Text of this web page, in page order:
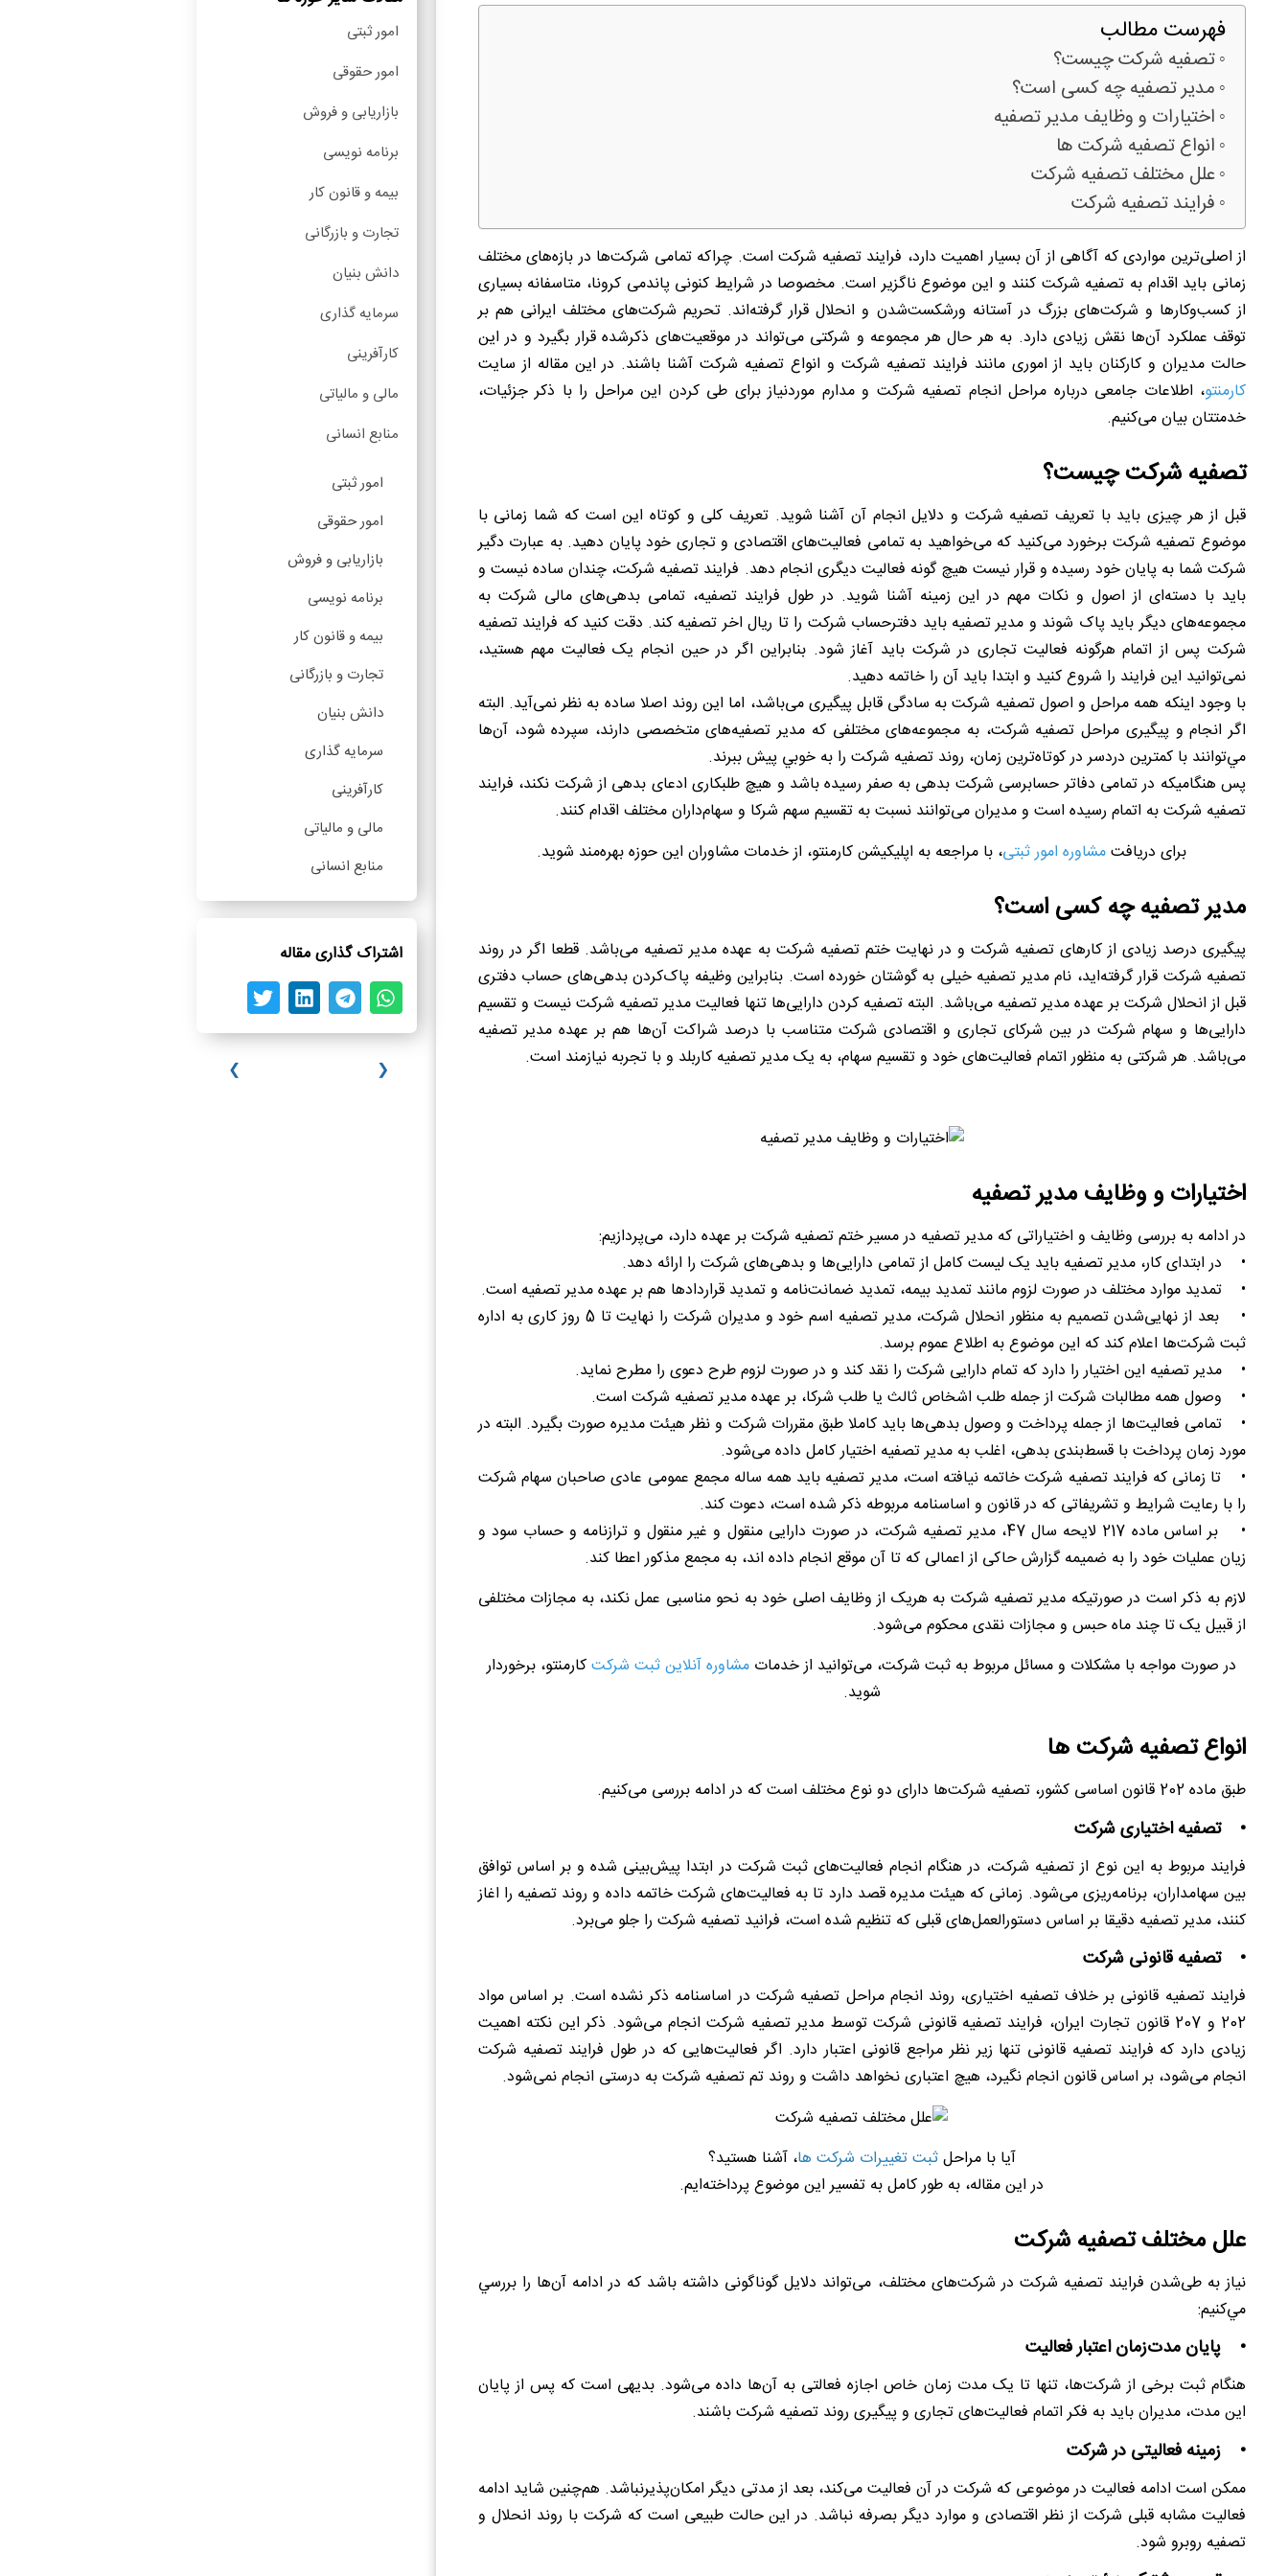
فهرست مطالب
تصفیه شرکت چیست؟
مدیر تصفیه چه کسی است؟
اختیارات و وظایف مدیر تصفیه
انواع تصفیه شرکت ها
علل مختلف تصفیه شرکت
فرایند تصفیه شرکت
از اصلی‌ترین مواردی که آگاهی از آن بسیار اهمیت دارد، فرایند تصفیه شرکت است. چراکه تمامی شرکت‌ها در بازه‌‌های مختلف
زمانی باید اقدام به تصفیه شرکت کنند و این موضوع ناگزیر است. مخصوصا در شرایط کنونی پاندمی کرونا، متاسفانه بسیاری
از کسب‌وکارها و شرکت‌های بزرگ در آستانه ورشکست‌شدن و انحلال قرار گرفته‌اند. تحریم شرکت‌های مختلف ایرانی هم بر
توقف عملکرد آن‌ها نقش زیادی دارد. به هر حال هر مجموعه و شرکتی می‌تواند در موقعیت‌های ذکرشده قرار بگیرد و در این
حالت مدیران و کارکنان باید از اموری مانند فرایند تصفیه شرکت و انواع تصفیه شرکت آشنا باشند. در این مقاله از سایت
کارمنتو، اطلاعات جامعی درباره مراحل انجام تصفیه شرکت و مدارم موردنیاز برای طی کردن این مراحل را با ذکر جزئیات،
خدمتتان بیان می‌کنیم.
تصفیه شرکت چیست؟
قبل از هر چیزی باید با تعریف تصفیه شرکت و دلایل انجام آن آشنا شوید. تعریف کلی و کوتاه این است که شما زمانی با
موضوع تصفیه شرکت برخورد می‌کنید که می‌خواهید به تمامی فعالیت‌های اقتصادی و تجاری خود پایان دهید. به عبارت دگیر
شرکت شما به پایان خود رسیده و قرار نیست هیچ گونه فعالیت دیگری انجام دهد. فرایند تصفیه شرکت، چندان ساده نیست و
باید با دسته‌ای از اصول و نکات مهم در این زمینه آشنا شوید. در طول فرایند تصفیه، تمامی بدهی‌های مالی شرکت به
مجموعه‌های دیگر باید پاک شوند و مدیر تصفیه باید دفترحساب شرکت را تا ریال اخر تصفیه کند. دقت کنید که فرایند تصفیه
شرکت پس از اتمام هرگونه فعالیت تجاری در شرکت باید آغاز شود. بنابراین اگر در حین انجام یک فعالیت مهم هستید،
نمی‌توانید این فرایند را شروع کنید و ابتدا باید آن را خاتمه دهید.
با وجود اینکه همه مراحل و اصول تصفیه شرکت به سادگی قابل پیگیری می‌باشد، اما این روند اصلا ساده به نظر نمی‌آید. البته
اگر انجام و پیگیری مراحل تصفیه شرکت، به مجموعه‌های مختلفی که مدیر تصفیه‌های متخصصی دارند، سپرده شود، آن‌ها
مي‌توانند با كمترين دردسر در كوتاه‌ترين زمان، روند تصفيه شركت را به خوبي پيش ببرند.
پس هنگامیکه در تمامی دفاتر حسابرسی شرکت بدهی به صفر رسیده باشد و هیچ طلبکاری ادعای بدهی از شرکت نکند، فرایند
تصفیه شرکت به اتمام رسیده است و مدیران می‌توانند نسبت به تقسیم سهم شرکا و سهام‌داران مختلف اقدام کنند.
برای دریافتمشاوره امور ثبتی، با مراجعه به اپلیکیشن کارمنتو، از خدمات مشاوران این حوزه بهره‌مند شوید.
مدیر تصفیه چه کسی است؟
پیگیری درصد زیادی از کارهای تصفیه شرکت و در نهایت ختم تصفیه شرکت به عهده مدیر تصفیه می‌باشد. قطعا اگر در روند
تصفیه شرکت قرار گرفته‌اید، نام مدیر تصفیه خیلی به گوشتان خورده است. بنابراین وظیفه پاک‌کردن بدهی‌های حساب دفتری
قبل از انحلال شرکت بر عهده مدیر تصفیه می‌باشد. البته تصفیه کردن دارایی‌ها تنها فعالیت مدیر تصفیه شرکت نیست و تقسیم
دارایی‌ها و سهام شرکت در بین شرکای تجاری و اقتصادی شرکت متناسب با درصد شراکت آن‌ها هم بر عهده مدیر تصفیه
می‌باشد. هر شرکتی به منظور اتمام فعالیت‌های خود و تقسیم سهام، به یک مدیر تصفیه کاربلد و با تجربه نیازمند است.
اختیارات و وظایف مدیر تصفیه
در ادامه به بررسی وظایف و اختیاراتی که مدیر تصفیه در مسیر ختم تصفیه شرکت بر عهده دارد، می‌پردازیم:
• در ابتدای کار، مدیر تصفیه باید یک لیست کامل از تمامی دارایی‌ها و بدهی‌های شرکت را ارائه دهد.
• تمدید موارد مختلف در صورت لزوم مانند تمدید بیمه، تمدید ضمانت‌نامه و تمدید قراردادها هم بر عهده مدیر تصفیه است.
• بعد از نهایی‌شدن تصمیم به منظور انحلال شرکت، مدیر تصفیه اسم خود و مدیران شرکت را نهایت تا 5 روز کاری به اداره
ثبت شرکت‌ها اعلام کند که این موضوع به اطلاع عموم برسد.
• مدیر تصفیه این اختیار را دارد که تمام دارایی شرکت را نقد کند و در صورت لزوم طرح دعوی را مطرح نماید.
• وصول همه مطالبات شرکت از جمله طلب اشخاص ثالث یا طلب شرکا، بر عهده مدیر تصفیه شرکت است.
• تمامی فعالیت‌ها از جمله پرداخت و وصول بدهی‌ها باید کاملا طبق مقررات شرکت و نظر هیئت مدیره صورت بگیرد. البته در
مورد زمان پرداخت با قسط‌بندی بدهی، اغلب به مدیر تصفیه اختیار کامل داده می‌شود.
• تا زمانی که فرایند تصفیه شرکت خاتمه نیافته است، مدیر تصفیه باید همه ساله مجمع عمومی عادی صاحبان سهام شرکت
را با رعایت شرایط و تشریفاتی که در قانون و اساسنامه مربوطه ذکر شده است، دعوت کند.
• بر اساس ماده 217 لایحه سال 47، مدیر تصفیه شرکت، در صورت دارایی منقول و غیر منقول و ترازنامه و حساب سود و
زیان عملیات خود را به ضمیمه گزارش حاکی از اعمالی که تا آن موقع انجام داده اند، به مجمع مذکور اعطا کند.
لازم به ذکر است در صورتیکه مدیر تصفیه شرکت به هریک از وظایف اصلی خود به نحو مناسبی عمل نکند، به مجازات مختلفی
از قبیل یک تا چند ماه حبس و مجازات نقدی محکوم می‌شود.
در صورت مواجه با مشکلات و مسائل مربوط به ثبت شرکت، می‌توانید از خدمات مشاوره آنلاین ثبت شرکتکارمنتو، برخوردار
شوید.
انواع تصفیه شرکت ها
طبق ماده 202 قانون اساسی کشور، تصفیه شرکت‌ها دارای دو نوع مختلف است که در ادامه بررسی می‌کنیم.
• تصفیه اختیاری شرکت
فرایند مربوط به این نوع از تصفیه شرکت، در هنگام انجام فعالیت‌های ثبت شرکت در ابتدا پیش‌بینی شده و بر اساس توافق
بین سهامداران، برنامه‌ریزی می‌شود. زمانی که هیئت مدیره قصد دارد تا به فعالیت‌های شرکت خاتمه داده و روند تصفیه را اغاز
کنند، مدیر تصفیه دقیقا بر اساس دستورالعمل‌های قبلی که تنظیم شده است، فرانید تصفیه شرکت را جلو می‌برد.
• تصفیه قانونی شرکت
فرایند تصفیه قانونی بر خلاف تصفیه اختیاری، روند انجام مراحل تصفیه شرکت در اساسنامه ذکر نشده است. بر اساس مواد
202 و 207 قانون تجارت ایران، فرایند تصفیه قانونی شرکت توسط مدیر تصفیه شرکت انجام می‌شود. ذکر این نکته اهمیت
زیادی دارد که فرایند تصفیه قانونی تنها زیر نظر مراجع قانونی اعتبار دارد. اگر فعالیت‌هایی که در طول فرایند تصفیه شرکت
انجام می‌شود، بر اساس قانون انجام نگیرد، هیچ اعتباری نخواهد داشت و روند تم تصفیه شرکت به درستی انجام نمی‌شود.
آیا با مراحلثبت تغییرات شرکت‌ ها، آشنا هستید؟
در این مقاله، به طور کامل به تفسیر این موضوع پرداخته‌ایم.
علل مختلف تصفیه شرکت
نیاز به طی‌شدن فرایند تصفیه شرکت در شرکت‌های مختلف، می‌تواند دلایل گوناگونی داشته باشد که در ادامه آن‌ها را بررسي
مي‌كنيم:
• پایان مدت‌زمان اعتبار فعالیت
هنگام ثبت برخی از شرکت‌ها، تنها تا یک مدت زمان خاص اجازه فعالتی به آن‌ها داده می‌شود. بدیهی است که پس از پایان
این مدت، مدیران باید به فکر اتمام فعالیت‌های تجاری و پیگیری روند تصفیه شرکت باشند.
• زمینه فعالیتی در شرکت
ممکن است ادامه فعالیت در موضوعی که شرکت در آن فعالیت می‌کند، بعد از مدتی دیگر امکان‌پذیرنباشد. هم‌چنین شاید ادامه
فعالیت مشابه قبلی شرکت از نظر اقتصادی و موارد دیگر بصرفه نباشد. در این حالت طبیعی است که شرکت با روند انحلال و
تصفیه روبرو شود.
امور ثبتی
امور حقوقی
بازاریابی و فروش
برنامه نویسی
بیمه و قانون کار
تجارت و بازرگانی
دانش بنیان
سرمایه گذاری
کارآفرینی
مالی و مالیاتی
منابع انسانی
امور ثبتی
امور حقوقی
بازاریابی و فروش
برنامه نویسی
بیمه و قانون کار
تجارت و بازرگانی
دانش بنیان
سرمایه گذاری
کارآفرینی
مالی و مالیاتی
منابع انسانی
اشتراک گذاری مقاله
❮ ❯